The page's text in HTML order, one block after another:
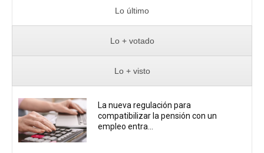
Lo último
Lo + votado
Lo + visto
La nueva regulación para
compatibilizar la pensión con un
empleo entra...